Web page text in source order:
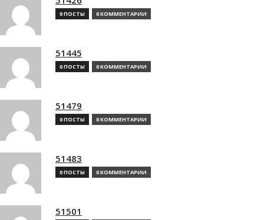
0 ПОСТЫ 0 КОММЕНТАРИИ
51445
0 ПОСТЫ 0 КОММЕНТАРИИ
51479
0 ПОСТЫ 0 КОММЕНТАРИИ
51483
0 ПОСТЫ 0 КОММЕНТАРИИ
51501